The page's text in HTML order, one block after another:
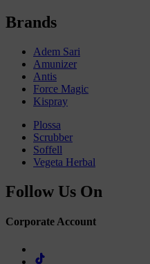
Brands
Adem Sari
Amunizer
Antis
Force Magic
Kispray
Plossa
Scrubber
Soffell
Vegeta Herbal
Follow Us On
Corporate Account